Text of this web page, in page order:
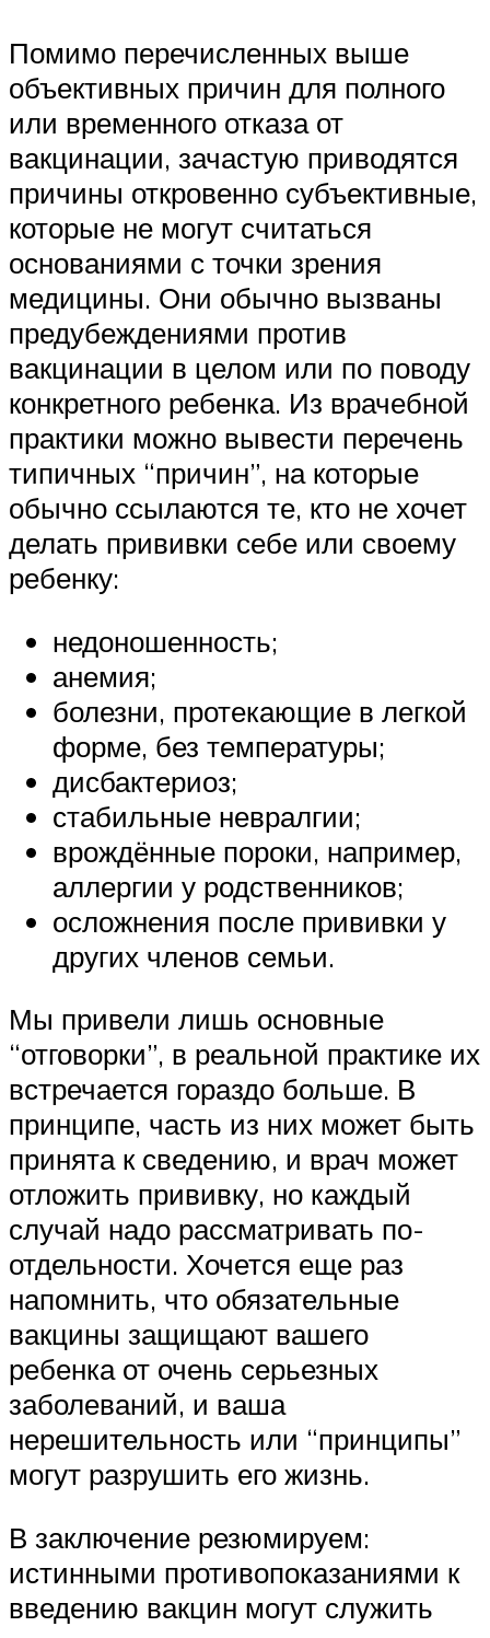
Помимо перечисленных выше
объективных причин для полного
или временного отказа от
вакцинации, зачастую приводятся
причины откровенно субъективные,
которые не могут считаться
основаниями с точки зрения
медицины. Они обычно вызваны
предубеждениями против
вакцинации в целом или по поводу
конкретного ребенка. Из врачебной
практики можно вывести перечень
типичных “причин”, на которые
обычно ссылаются те, кто не хочет
делать прививки себе или своему
ребенку:
недоношенность;
анемия;
болезни, протекающие в легкой
форме, без температуры;
дисбактериоз;
стабильные невралгии;
врождённые пороки, например,
аллергии у родственников;
осложнения после прививки у
других членов семьи.
Мы привели лишь основные
“отговорки”, в реальной практике их
встречается гораздо больше. В
принципе, часть из них может быть
принята к сведению, и врач может
отложить прививку, но каждый
случай надо рассматривать по-
отдельности. Хочется еще раз
напомнить, что обязательные
вакцины защищают вашего
ребенка от очень серьезных
заболеваний, и ваша
нерешительность или “принципы”
могут разрушить его жизнь.
В заключение резюмируем:
истинными противопоказаниями к
введению вакцин могут служить